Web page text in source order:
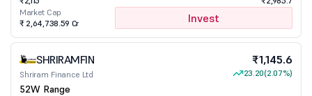
Market Cap
₹ 2,64,738.59 Cr
Invest
SHRIRAMFIN
Shriram Finance Ltd
₹1,145.6
23.20(2.07%)
52W Range